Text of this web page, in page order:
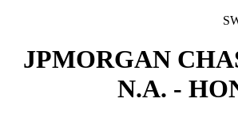
JPMORGAN
N.A. -